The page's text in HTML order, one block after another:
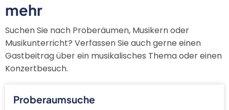
mehr
Suchen Sie nach Proberäumen, Musikern oder
Musikunterricht? Verfassen Sie auch gerne einen
Gastbeitrag über ein musikalisches Thema oder einen
Konzertbesuch.
Proberaumsuche